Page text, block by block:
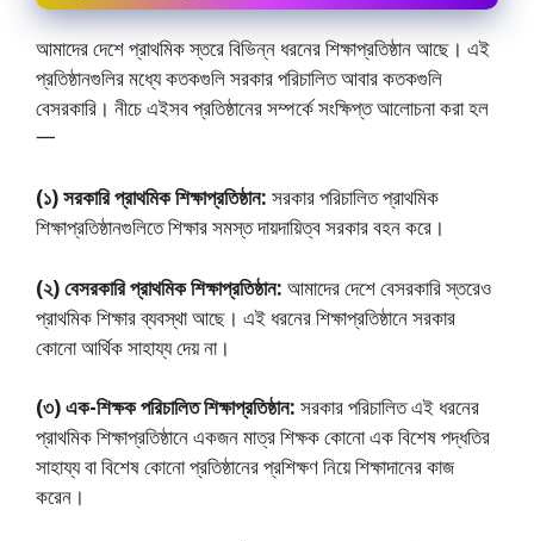
আমাদের দেশে প্রাথমিক স্তরে বিভিন্ন ধরনের শিক্ষাপ্রতিষ্ঠান আছে। এই
প্রতিষ্ঠানগুলির মধ্যে কতকগুলি সরকার পরিচালিত আবার কতকগুলি
বেসরকারি। নীচে এইসব প্রতিষ্ঠানের সম্পর্কে সংক্ষিপ্ত আলােচনা করা হল
一
(১) সরকারি প্রাথমিক শিক্ষাপ্রতিষ্ঠান: সরকার পরিচালিত প্রাথমিক
শিক্ষাপ্রতিষ্ঠানগুলিতে শিক্ষার সমস্ত দায়দায়িত্ব সরকার বহন করে।
(২) বেসরকারি প্রাথমিক শিক্ষাপ্রতিষ্ঠান: আমাদের দেশে বেসরকারি স্তরেও
প্রাথমিক শিক্ষার ব্যবস্থা আছে। এই ধরনের শিক্ষাপ্রতিষ্ঠানে সরকার
কোনাে আর্থিক সাহায্য দেয় না।
(৩) এক-শিক্ষক পরিচালিত শিক্ষাপ্রতিষ্ঠান: সরকার পরিচালিত‌ এই ধরনের
প্রাথমিক শিক্ষাপ্রতিষ্ঠানে একজন মাত্র শিক্ষক কোনাে এক বিশেষ পদ্ধতির
সাহায্য বা বিশেষ কোনাে প্রতিষ্ঠানের প্রশিক্ষণ নিয়ে শিক্ষাদানের কাজ
করেন।